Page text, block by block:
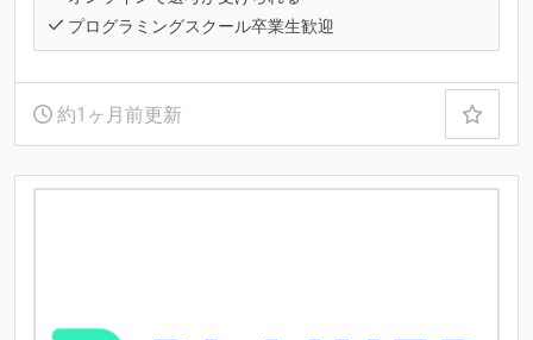
プログラミングスクール卒業生歓迎
約1ヶ月前更新